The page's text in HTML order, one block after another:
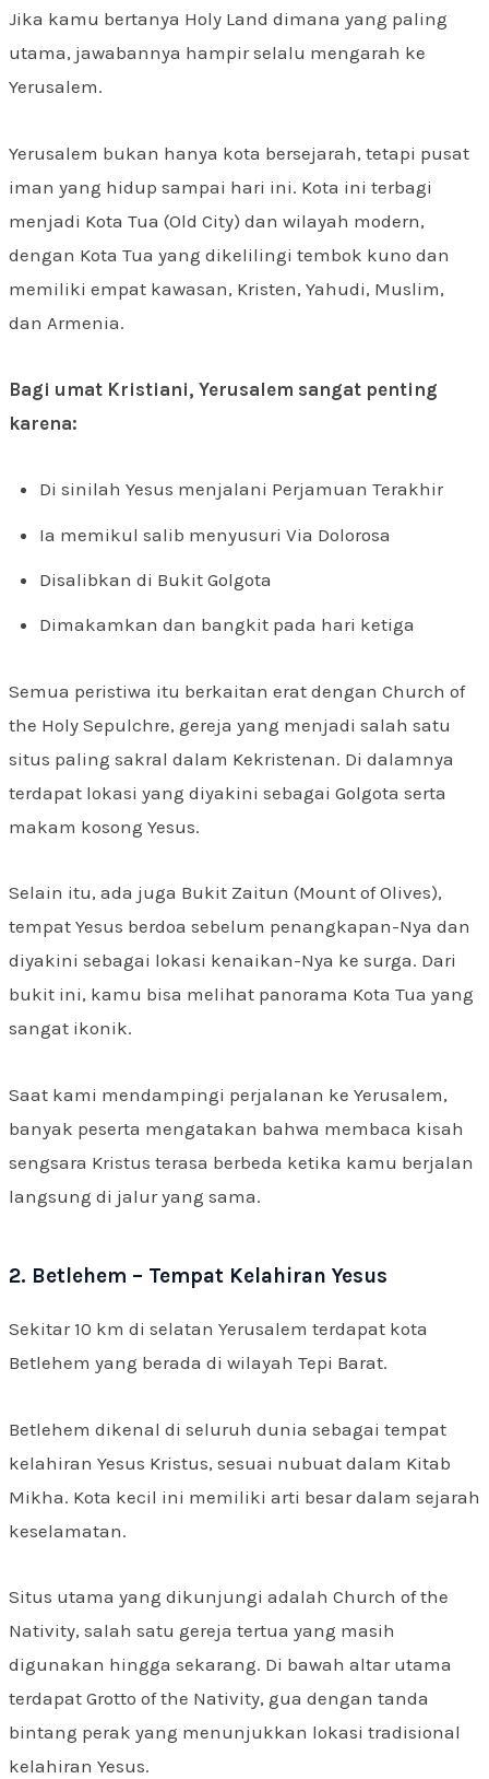
Jika kamu bertanya Holy Land dimana yang paling
utama, jawabannya hampir selalu mengarah ke
Yerusalem.
Yerusalem bukan hanya kota bersejarah, tetapi pusat
iman yang hidup sampai hari ini. Kota ini terbagi
menjadi Kota Tua (Old City) dan wilayah modern,
dengan Kota Tua yang dikelilingi tembok kuno dan
memiliki empat kawasan, Kristen, Yahudi, Muslim,
dan Armenia.
Bagi umat Kristiani, Yerusalem sangat penting
karena:
Di sinilah Yesus menjalani Perjamuan Terakhir
Ia memikul salib menyusuri Via Dolorosa
Disalibkan di Bukit Golgota
Dimakamkan dan bangkit pada hari ketiga
Semua peristiwa itu berkaitan erat dengan Church of
the Holy Sepulchre, gereja yang menjadi salah satu
situs paling sakral dalam Kekristenan. Di dalamnya
terdapat lokasi yang diyakini sebagai Golgota serta
makam kosong Yesus.
Selain itu, ada juga Bukit Zaitun (Mount of Olives),
tempat Yesus berdoa sebelum penangkapan-Nya dan
diyakini sebagai lokasi kenaikan-Nya ke surga. Dari
bukit ini, kamu bisa melihat panorama Kota Tua yang
sangat ikonik.
Saat kami mendampingi perjalanan ke Yerusalem,
banyak peserta mengatakan bahwa membaca kisah
sengsara Kristus terasa berbeda ketika kamu berjalan
langsung di jalur yang sama.
2. Betlehem – Tempat Kelahiran Yesus
Sekitar 10 km di selatan Yerusalem terdapat kota
Betlehem yang berada di wilayah Tepi Barat.
Betlehem dikenal di seluruh dunia sebagai tempat
kelahiran Yesus Kristus, sesuai nubuat dalam Kitab
Mikha. Kota kecil ini memiliki arti besar dalam sejarah
keselamatan.
Situs utama yang dikunjungi adalah Church of the
Nativity, salah satu gereja tertua yang masih
digunakan hingga sekarang. Di bawah altar utama
terdapat Grotto of the Nativity, gua dengan tanda
bintang perak yang menunjukkan lokasi tradisional
kelahiran Yesus.